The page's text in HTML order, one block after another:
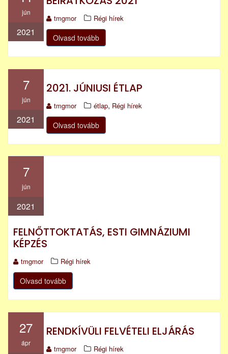
jún
2021
tmgmor Régi hírek
Olvasd tovább
7
jún
2021
2021. JÚNIUSI ÉTLAP
tmgmor étlap, Régi hírek
Olvasd tovább
7
jún
2021
FELNŐTTOKTATÁS, ESTI GIMNÁZIUMI
KÉPZÉS
tmgmor Régi hírek
Olvasd tovább
27
ápr
RENDKÍVÜLI FELVÉTELI ELJÁRÁS
tmgmor Régi hírek